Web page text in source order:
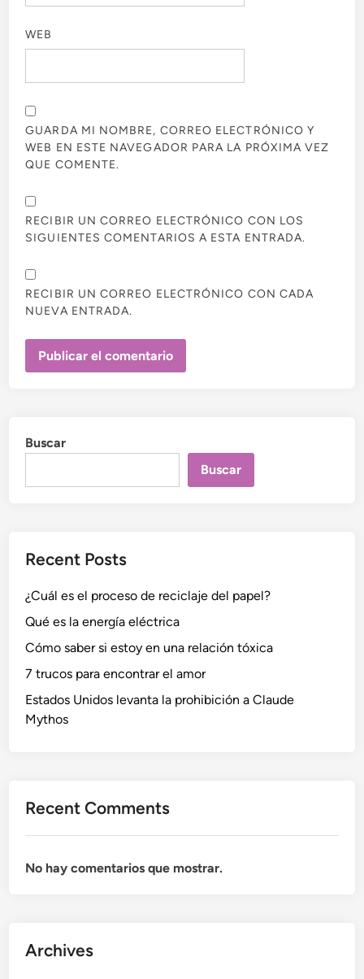
WEB
GUARDA MI NOMBRE, CORREO ELECTRÓNICO Y
WEB EN ESTE NAVEGADOR PARA LA PRÓXIMA VEZ
QUE COMENTE.
RECIBIR UN CORREO ELECTRÓNICO CON LOS
SIGUIENTES COMENTARIOS A ESTA ENTRADA.
RECIBIR UN CORREO ELECTRÓNICO CON CADA
NUEVA ENTRADA.
Buscar
Buscar
Recent Posts
¿Cuál es el proceso de reciclaje del papel?
Qué es la energía eléctrica
Cómo saber si estoy en una relación tóxica
7 trucos para encontrar el amor
Estados Unidos levanta la prohibición a Claude
Mythos
Recent Comments
No hay comentarios que mostrar.
Archives